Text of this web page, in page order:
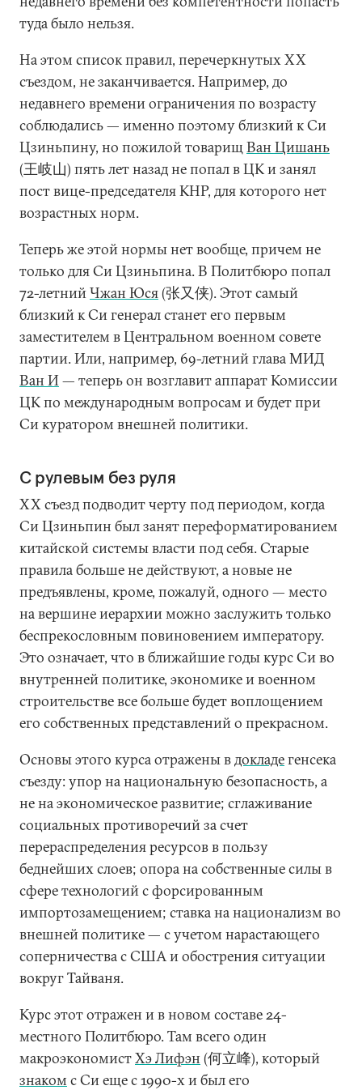
туда было нельзя.
На этом список правил, перечеркнутых ХХ
съездом, не заканчивается. Например, до
недавнего времени ограничения по возрасту
соблюдались — именно поэтому близкий к Си
Цзиньпину, но пожилой товарищВан Цишань
(王岐山) пять лет назад не попал в ЦК и занял
пост вице-председателя КНР, для которого нет
возрастных норм.
Теперь же этой нормы нет вообще, причем не
только для Си Цзиньпина. В Политбюро попал
72-летнийЧжан Юся(张又侠). Этот самый
близкий к Си генерал станет его первым
заместителем в Центральном военном совете
партии. Или, например, 69-летний глава МИД
Ван И — теперь он возглавит аппарат Комиссии
ЦК по международным вопросам и будет при
Си куратором внешней политики.
С рулевым без руля
ХХ съезд подводит черту под периодом, когда
Си Цзиньпин был занят переформатированием
китайской системы власти под себя. Старые
правила больше не действуют, а новые не
предъявлены, кроме, пожалуй, одного — место
на вершине иерархии можно заслужить только
беспрекословным повиновением императору.
Это означает, что в ближайшие годы курс Си во
внутренней политике, экономике и военном
строительстве все больше будет воплощением
его собственных представлений о прекрасном.
Основы этого курса отражены вдокладегенсека
съезду: упор на национальную безопасность, а
не на экономическое развитие; сглаживание
социальных противоречий за счет
перераспределения ресурсов в пользу
беднейших слоев; опора на собственные силы в
сфере технологий с форсированным
импортозамещением; ставка на национализм во
внешней политике — с учетом нарастающего
соперничества с США и обострения ситуации
вокруг Тайваня.
Курс этот отражен и в новом составе 24-
местного Политбюро. Там всего один
макроэкономистХэ Лифэн (何立峰), который
знаком с Си еще с 1990-х и был его